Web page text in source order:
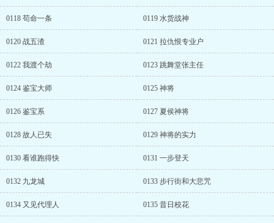
0118 苟命一条 0119 水货战神
0120 战五渣 0121 拉仇恨专业户
0122 我渡个劫 0123 跳舞堂张主任
0124 鉴宝大师 0125 神将
0126 鉴宝系 0127 夏侯神将
0128 故人已失 0129 神将的实力
0130 看谁跑得快 0131 一步登天
0132 九龙城 0133 步行街和大悲咒
0134 又见代理人 0135 昔日校花